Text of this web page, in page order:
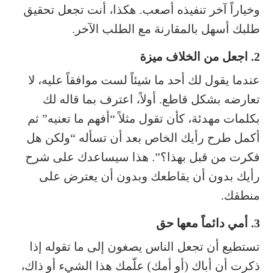
وخياراً آخر تنفيذه أصعب. هكذا، أنت تجعل تحقيق
طلبك أسهل بالمقارنة مع الطلب الآخر.
2. اجعل من الخلاف ميزة
عندما يقول لك أحد ما شيئاً لست موافقاً عليه، لا
تعارضه بشكل قاطع. أولاً، اعترف بما قاله لك
بكلمات مهدئة، كأن تقول مثلاً “أفهم ما تعنيه” ثم
أكمل طرح رأيك الخاص بعد أن تسأله “ولكن هل
فكرت من قبل بهذا؟”. هذا سيساعدك على شرح
رأيك بدون أن يقاطعك وبدون أن يعترض على
منطقك.
3. أمي دائماً معها حق
تستطيع أن تجعل الناس يصغون إلى ما تقوله إذا
ذكرت أن أباك (أو أمك) علّمك هذا الشيء أو ذاك،